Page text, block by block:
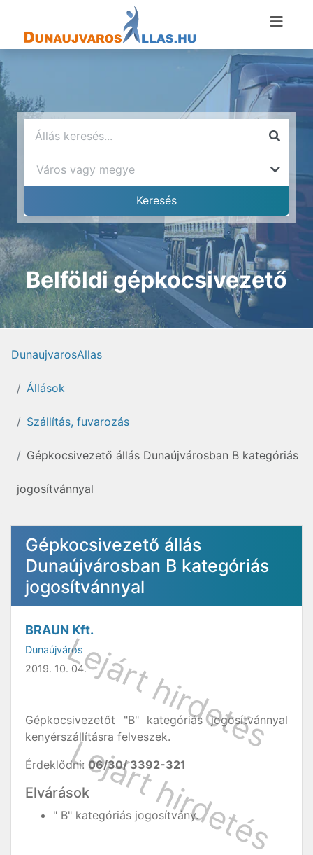
Belföldi gépkocsivezető
DunaujvarosAllas
Állások
Szállítás, fuvarozás
Gépkocsivezető állás Dunaújvárosban B kategóriás
jogosítvánnyal
Gépkocsivezető állás
Dunaújvárosban B kategóriás
jogosítvánnyal
BRAUN Kft.
Dunaújváros
2019. 10. 04.
Gépkocsivezetőt "B" kategóriás jogosítvánnyal
kenyérszállításra felveszek.
Érdeklődni: 06/30/ 3392-321
Elvárások
" B" kategóriás jogosítvány.